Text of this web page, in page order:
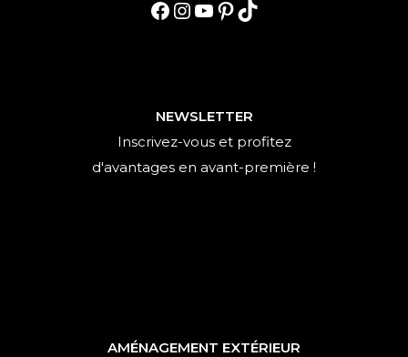
Facebook
Instagram
YouTube
Pinterest
TikTok
NEWSLETTER
Inscrivez-vous et profitez
d'avantages en avant-première !
AMÉNAGEMENT EXTÉRIEUR